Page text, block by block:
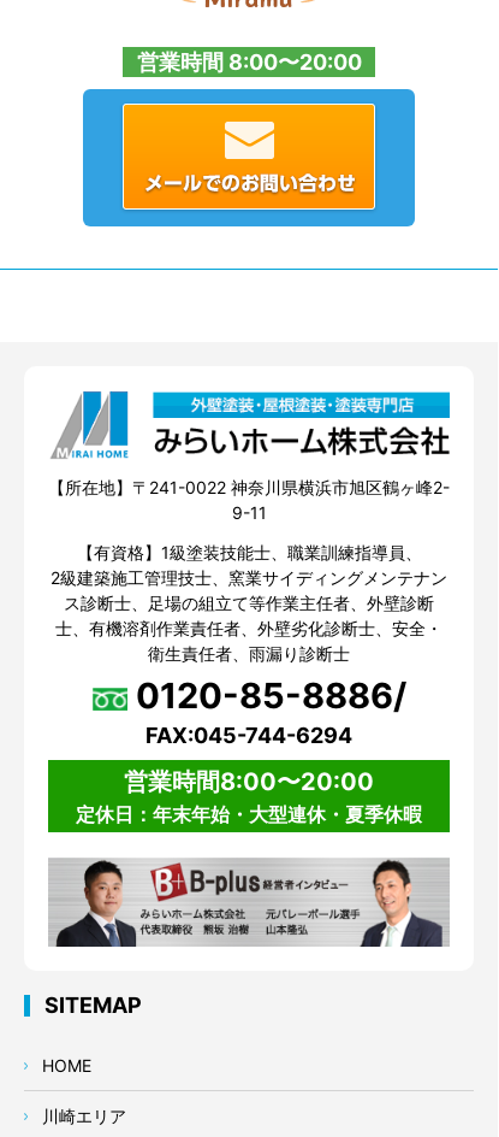
営業時間 8:00〜20:00
【所在地】〒241-0022 神奈川県横浜市旭区鶴ヶ峰2-
9-11
【有資格】1級塗装技能士、職業訓練指導員、
2級建築施工管理技士、窯業サイディングメンテナン
ス診断士、足場の組立て等作業主任者、外壁診断
士、有機溶剤作業責任者、外壁劣化診断士、安全・
衛生責任者、雨漏り診断士
0120-85-8886/
FAX:045-744-6294
営業時間8:00〜20:00
定休日：年末年始・大型連休・夏季休暇
SITEMAP
HOME
川崎エリア